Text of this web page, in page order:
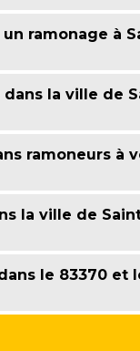
ramonage à
la ville de
ramoneurs à
la ville de
le 83370 et